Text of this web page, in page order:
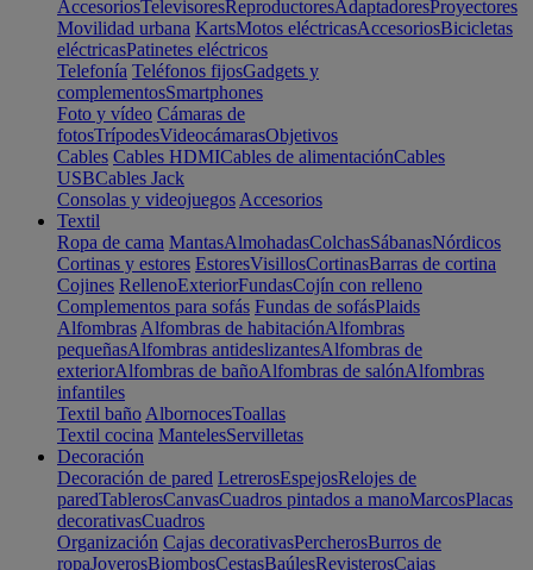
AccesoriosTelevisoresReproductoresAdaptadoresProyectores
Movilidad urbana KartsMotos eléctricasAccesoriosBicicletas
eléctricasPatinetes eléctricos
Telefonía Teléfonos fijosGadgets y
complementosSmartphones
Foto y vídeo Cámaras de
fotosTrípodesVideocámarasObjetivos
Cables Cables HDMICables de alimentaciónCables
USBCables Jack
Consolas y videojuegos Accesorios
Textil
Ropa de cama MantasAlmohadasColchasSábanasNórdicos
Cortinas y estores EstoresVisillosCortinasBarras de cortina
Cojines RellenoExteriorFundasCojín con relleno
Complementos para sofás Fundas de sofásPlaids
Alfombras Alfombras de habitaciónAlfombras
pequeñasAlfombras antideslizantesAlfombras de
exteriorAlfombras de bañoAlfombras de salónAlfombras
infantiles
Textil baño AlbornocesToallas
Textil cocina MantelesServilletas
Decoración
Decoración de pared LetrerosEspejosRelojes de
paredTablerosCanvasCuadros pintados a manoMarcosPlacas
decorativasCuadros
Organización Cajas decorativasPercherosBurros de
ropaJoyerosBiombosCestasBaúlesRevisterosCajas